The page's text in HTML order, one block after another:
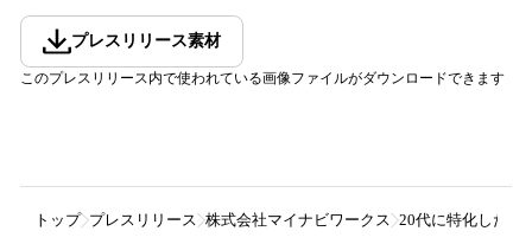
プレスリリース素材
このプレスリリース内で使われている画像ファイルがダウンロードできます
トップ プレスリリース 株式会社マイナビワークス 20代に特化した転